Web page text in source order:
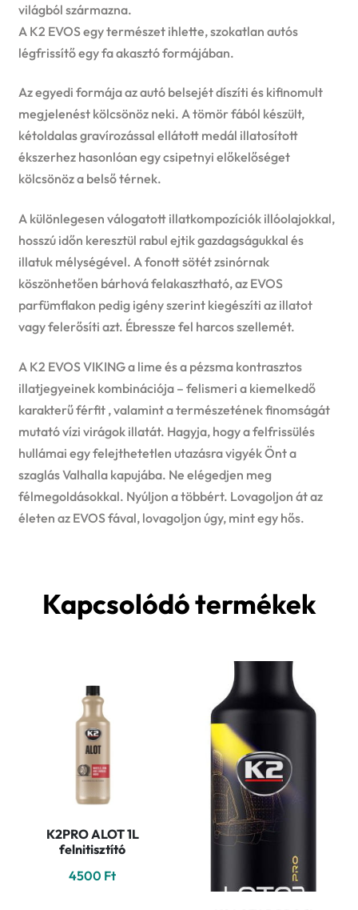
világból származna.
A K2 EVOS egy természet ihlette, szokatlan autós
légfrissítő egy fa akasztó formájában.
Az egyedi formája az autó belsejét díszíti és kifinomult
megjelenést kölcsönöz neki. A tömör fából készült,
kétoldalas gravírozással ellátott medál illatosított
ékszerhez hasonlóan egy csipetnyi előkelőséget
kölcsönöz a belső térnek.
A különlegesen válogatott illatkompozíciók illóolajokkal,
hosszú időn keresztül rabul ejtik gazdagságukkal és
illatuk mélységével. A fonott sötét zsinórnak
köszönhetően bárhová felakasztható, az EVOS
parfümflakon pedig igény szerint kiegészíti az illatot
vagy felerősíti azt. Ébressze fel harcos szellemét.
A K2 EVOS VIKING a lime és a pézsma kontrasztos
illatjegyeinek kombinációja – felismeri a kiemelkedő
karakterű férfit , valamint a természetének finomságát
mutató vízi virágok illatát. Hagyja, hogy a felfrissülés
hullámai egy felejthetetlen utazásra vigyék Önt a
szaglás Valhalla kapujába. Ne elégedjen meg
félmegoldásokkal. Nyúljon a többért. Lovagoljon át az
életen az EVOS fával, lovagoljon úgy, mint egy hős.
Kapcsolódó termékek
K2PRO ALOT 1L
felnitisztító
4500 Ft